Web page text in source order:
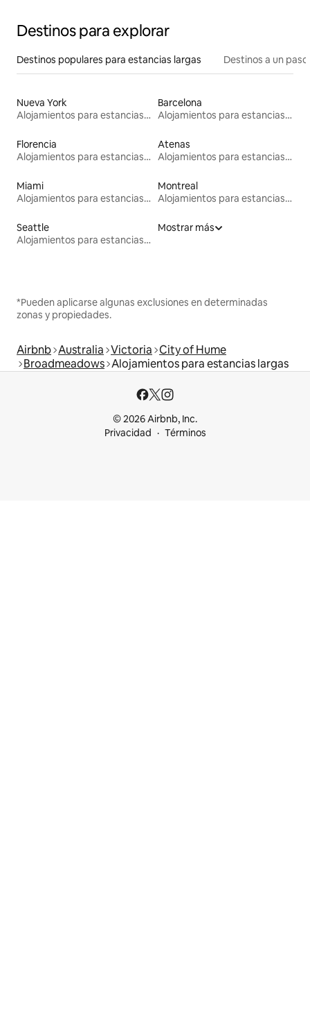
Destinos para explorar
Destinos populares para estancias largas Destinos a un
Nueva York
Alojamientos para estancias largas
Barcelona
Alojamientos para estancias largas
Florencia
Alojamientos para estancias largas
Atenas
Alojamientos para estancias largas
Miami
Alojamientos para estancias largas
Montreal
Alojamientos para estancias largas
Seattle
Alojamientos para estancias largas
Mostrar más
*Pueden aplicarse algunas exclusiones en determinadas
zonas y propiedades.
Airbnb Australia Victoria City of Hume
Broadmeadows Alojamientos para estancias largas
© 2026 Airbnb, Inc.
Privacidad
Términos